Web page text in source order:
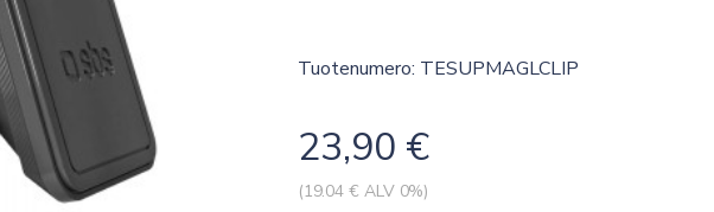
Tuotenumero: TESUPMAGLCLIP
23,90 €
(19.04 € ALV 0%)